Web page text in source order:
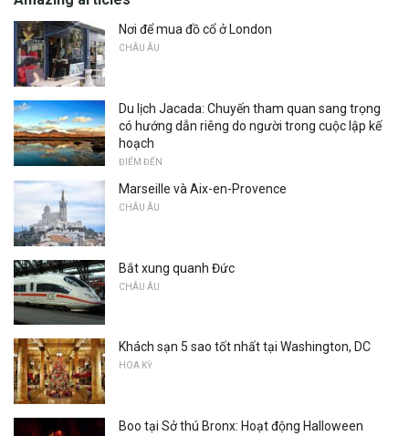
Nơi để mua đồ cổ ở London
CHÂU ÂU
Du lịch Jacada: Chuyến tham quan sang trọng
có hướng dẫn riêng do người trong cuộc lập kế
hoạch
ĐIỂM ĐẾN
Marseille và Aix-en-Provence
CHÂU ÂU
Bắt xung quanh Đức
CHÂU ÂU
Khách sạn 5 sao tốt nhất tại Washington, DC
HOA KỲ
Boo tại Sở thú Bronx: Hoạt động Halloween